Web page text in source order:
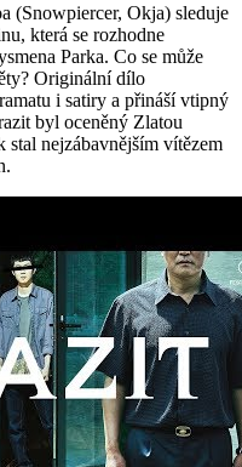
(Snowpiercer, Okja) sleduje
která se rozhodne
Parka. Co se může
Originální dílo
i satiry a přináší vtipný
byl oceněný Zlatou
stal nejzábavnějším vítězem